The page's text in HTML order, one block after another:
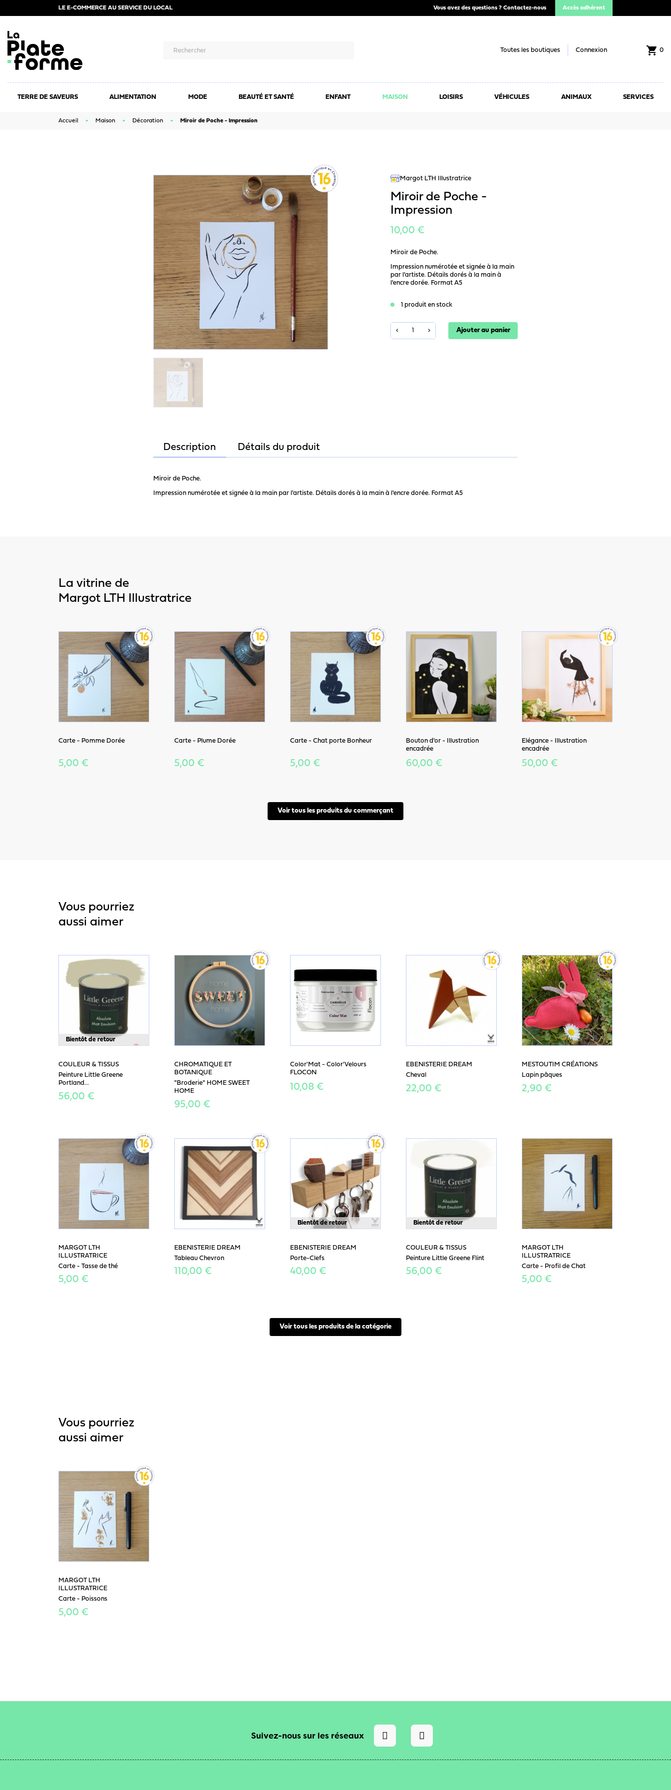
LE E-COMMERCE AU SERVICE DU LOCAL Vous avez des questions ? Contactez-nous Accès adhérent
Toutes les boutiques Connexion shopping_cart 0
TERRE DE SAVEURS ALIMENTATION MODE BEAUTÉ ET SANTÉ ENFANT MAISON LOISIRS VÉHICULES ANIMAUX SERVICES
Accueil Maison Décoration Miroir de Poche - Impression
Margot LTH Illustratrice
Miroir de Poche -
Impression
10,00 €
Miroir de Poche.
Impression numérotée et signée à la main
par l'artiste. Détails dorés à la main à
l'encre dorée. Format A5
1 produit en stock
Ajouter au panier
Description Détails du produit
Miroir de Poche.
Impression numérotée et signée à la main par l'artiste. Détails dorés à la main à l'encre dorée. Format A5
La vitrine de
Margot LTH Illustratrice
Carte - Pomme Dorée
5,00 €
Carte - Plume Dorée
5,00 €
Carte - Chat porte Bonheur
5,00 €
Bouton d'or - Illustration
encadrée
60,00 €
Elégance - Illustration
encadrée
50,00 €
Voir tous les produits du commerçant
Vous pourriez
aussi aimer
Bientôt de retour
COULEUR & TISSUS
Peinture Little Greene
Portland...
56,00 €
CHROMATIQUE ET
BOTANIQUE
"Broderie" HOME SWEET
HOME
95,00 €
Color'Mat - Color'Velours
FLOCON
10,08 €
EBENISTERIE DREAM
Cheval
22,00 €
MESTOUTIM CRÉATIONS
Lapin pâques
2,90 €
MARGOT LTH
ILLUSTRATRICE
Carte - Tasse de thé
5,00 €
EBENISTERIE DREAM
Tableau Chevron
110,00 €
Bientôt de retour
EBENISTERIE DREAM
Porte-Clefs
40,00 €
Bientôt de retour
COULEUR & TISSUS
Peinture Little Greene Flint
56,00 €
MARGOT LTH
ILLUSTRATRICE
Carte - Profil de Chat
5,00 €
Voir tous les produits de la catégorie
Vous pourriez
aussi aimer
MARGOT LTH
ILLUSTRATRICE
Carte - Poissons
5,00 €
Suivez-nous sur les réseaux